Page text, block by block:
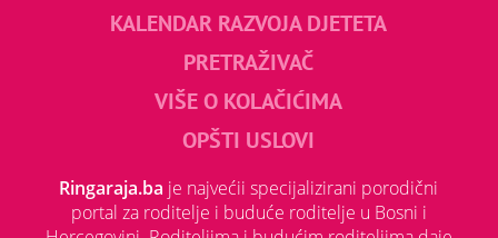
KALENDAR RAZVOJA DJETETA
PRETRAŽIVAČ
VIŠE O KOLAČIĆIMA
OPŠTI USLOVI
Ringaraja.ba je najvećii specijalizirani porodični
portal za roditelje i buduće roditelje u Bosni i